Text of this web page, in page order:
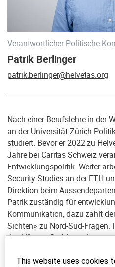
Verantwortlicher Politische
Patrik Berlinger
patrik.berlinger@helvetas.org
Nach einer Berufslehre in der
an der Universität Zürich
studiert. Bevor er 2022 zu
Jahre bei Caritas Schweiz
Entwicklungspolitik. Weiter
Security Studies an der ETH
Direktion beim
Patrik zuständig für
Kommunikation, dazu zählt
Sichten» zu Nord-Süd-Fragen.
der Alliance Sud (gemeinsam
Agenda 2030.
This website uses cookies